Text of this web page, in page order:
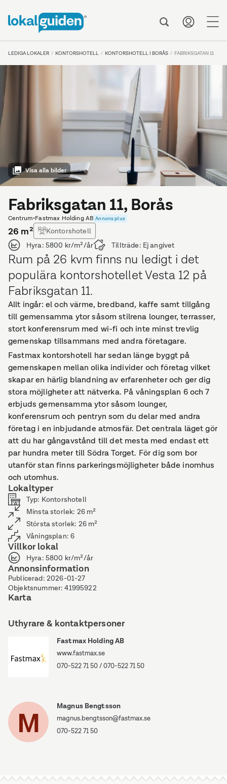
LEDIGA LOKALER KONTORSHOTELL KONTORSHOTELL I BORÅS FABRIKSGATAN 11
Visa alla bilder
Fabriksgatan 11, Borås
Centrum•Fastmax Holding AB Annons plus
26 m²
Kontorshotell
Hyra: 5800 kr/m²/år Tillträde: Ej angivet
Rum på 26 kvm finns nu ledigt i det
populära kontorshotellet Vesta 12 på
Fabriksgatan 11.
Allt ingår: el och värme, bredband, kaffe samt tillgång
till gemensamma ytor såsom stilrena lounger, terrasser,
stort konferensrum med wi-fi och inte minst trevlig
gemenskap tillsammans med andra företagare.
Fastmax kontorshotell har sedan länge byggt på
gemenskapen mellan olika individer och företag vilket
skapar en härlig blandning av erfarenheter och ger dig
stora möjligheter att nätverka. På våningsplan 6 och 7
erbjuds gemensamma ytor såsom lounger,
konferensrum och pentryn som du delar med andra
företag i en inbjudande atmosfär. Det centrala läget gör
att du har gångavstånd till det mesta med endast ett
par hundra meter till Södra Torget. För dig som bor
utanför stan finns parkeringsmöjligheter både inomhus
och utomhus.
Lokaltyper
Typ: Kontorshotell
Minsta storlek: 26m²
Största storlek: 26 m²
Våningsplan:6
Villkor lokal
Hyra: 5800 kr/m²/år
Annonsinformation
Publicerad: 2026-01-27
Objektsnummer:41995922
Karta
Uthyrare & kontaktpersoner
Fastmax Holding AB
www.fastmax.se
070-522 71 50/070-522 71 50
M Magnus Bengtsson
magnus.bengtsson@fastmax.se
070-522 71 50